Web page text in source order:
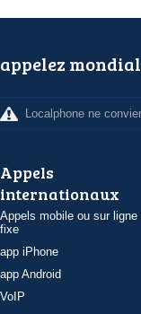
appelez
Localphone ne
Appels
internationaux
Appels mobile ou sur ligne
fixe
app iPhone
app Android
VoIP